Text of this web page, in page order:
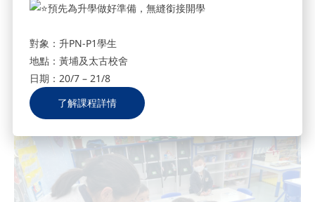
預先為升學做好準備，無縫銜接開學
對象：升PN-P1學生
地點：黃埔及太古校舍
日期：20/7 – 21/8
了解課程詳情